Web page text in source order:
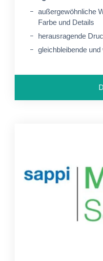
außergewöhnliche
Farbe und Details
herausragende
gleichbleibende